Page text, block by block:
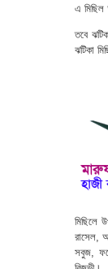
এ মিছিল
তবে
ঝটিকা
মিছিলে
রাসেল,
সবুজ,